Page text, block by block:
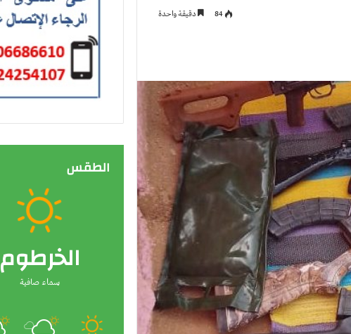
84 دقيقة واحدة
الطقس
الخرطوم
سماء صافية